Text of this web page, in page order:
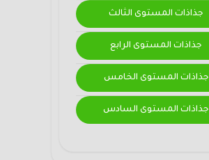
جذاذات المستوى الثالث
جذاذات المستوى الرابع
جذاذات المستوى الخامس
جذاذات المستوى السادس